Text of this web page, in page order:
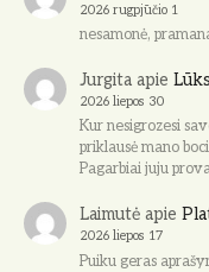
2026 rugpjūčio 1
nesamonė,
Jurgitaapie
2026 liepos 30
Kur nesigrozesi
priklausė mano
Pagarbiai juju
Laimutėapie
2026 liepos 17
Puiku geras